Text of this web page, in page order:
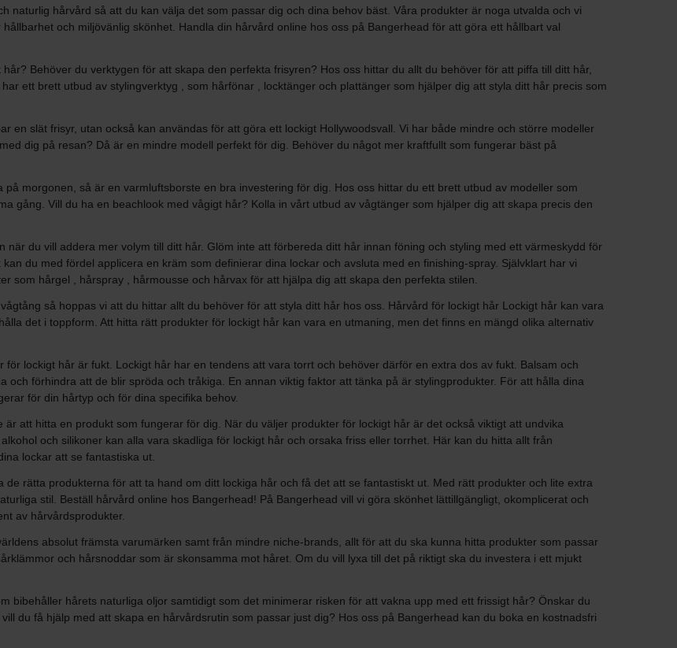
naturlig hårvård så att du kan välja det som passar dig och dina behov bäst. Våra produkter är noga utvalda och vi
och miljövänlig skönhet. Handla din hårvård online hos oss på Bangerhead för att göra ett hållbart val
Behöver du verktygen för att skapa den perfekta frisyren? Hos oss hittar du allt du behöver för att piffa till ditt hår,
ett brett utbud av stylingverktyg , som hårfönar , locktänger och plattänger som hjälper dig att styla ditt hår precis som
en slät frisyr, utan också kan användas för att göra ett lockigt Hollywoodsvall. Vi har både mindre och större modeller
dig på resan? Då är en mindre modell perfekt för dig. Behöver du något mer kraftfullt som fungerar bäst på
morgonen, så är en varmluftsborste en bra investering för dig. Hos oss hittar du ett brett utbud av modeller som
gång. Vill du ha en beachlook med vågigt hår? Kolla in vårt utbud av vågtänger som hjälper dig att skapa precis den
du vill addera mer volym till ditt hår. Glöm inte att förbereda ditt hår innan föning och styling med ett värmeskydd för
du med fördel applicera en kräm som definierar dina lockar och avsluta med en finishing-spray. Självklart har vi
som hårgel , hårspray , hårmousse och hårvax för att hjälpa dig att skapa den perfekta stilen.
så hoppas vi att du hittar allt du behöver för att styla ditt hår hos oss. Hårvård för lockigt hår Lockigt hår kan vara
det i toppform. Att hitta rätt produkter för lockigt hår kan vara en utmaning, men det finns en mängd olika alternativ
lockigt hår är fukt. Lockigt hår har en tendens att vara torrt och behöver därför en extra dos av fukt. Balsam och
och förhindra att de blir spröda och tråkiga. En annan viktig faktor att tänka på är stylingprodukter. För att hålla dina
för din hårtyp och för dina specifika behov.
att hitta en produkt som fungerar för dig. När du väljer produkter för lockigt hår är det också viktigt att undvika
och silikoner kan alla vara skadliga för lockigt hår och orsaka friss eller torrhet. Här kan du hitta allt från
lockar att se fantastiska ut.
rätta produkterna för att ta hand om ditt lockiga hår och få det att se fantastiskt ut. Med rätt produkter och lite extra
stil. Beställ hårvård online hos Bangerhead! På Bangerhead vill vi göra skönhet lättillgängligt, okomplicerat och
av hårvårdsprodukter.
absolut främsta varumärken samt från mindre niche-brands, allt för att du ska kunna hitta produkter som passar
och hårsnoddar som är skonsamma mot håret. Om du vill lyxa till det på riktigt ska du investera i ett mjukt
bibehåller hårets naturliga oljor samtidigt som det minimerar risken för att vakna upp med ett frissigt hår? Önskar du
du få hjälp med att skapa en hårvårdsrutin som passar just dig? Hos oss på Bangerhead kan du boka en kostnadsfri